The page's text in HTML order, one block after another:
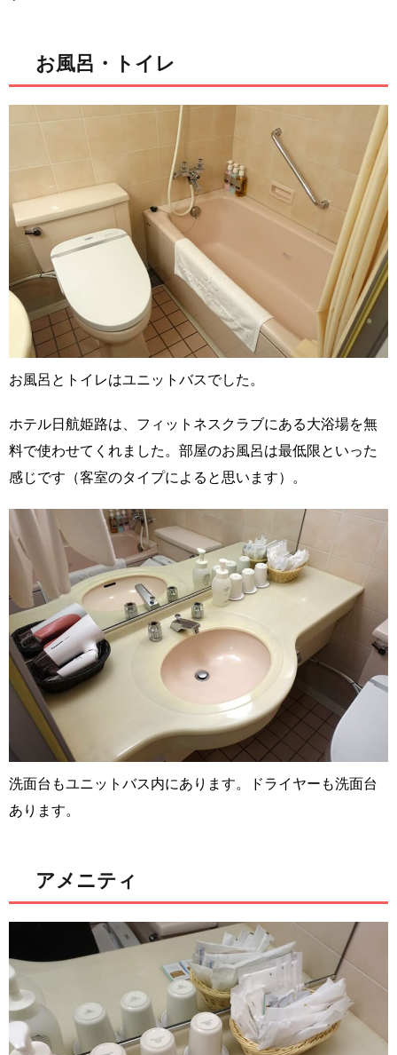
お風呂・トイレ
お風呂とトイレはユニットバスでした。
ホテル日航姫路は、フィットネスクラブにある大浴場を無
料で使わせてくれました。部屋のお風呂は最低限といった
感じです（客室のタイプによると思います）。
洗面台もユニットバス内にあります。ドライヤーも洗面台
あります。
アメニティ